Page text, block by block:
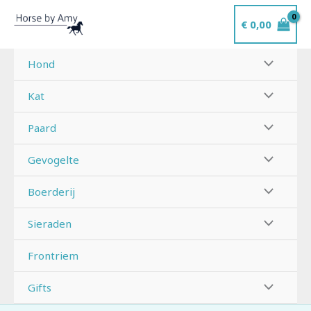
naar
inhoud
€0,00
Hond
Kat
Paard
Gevogelte
Boerderij
Sieraden
Frontriem
Gifts